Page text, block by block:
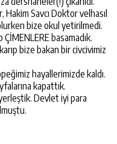
Savcı Doktor velhasıl
bize okul yetirilmedi.
basamadık.
bize bakan bir civcivimiz
hayallerimizde kaldı.
kapattık.
Devlet iyi para